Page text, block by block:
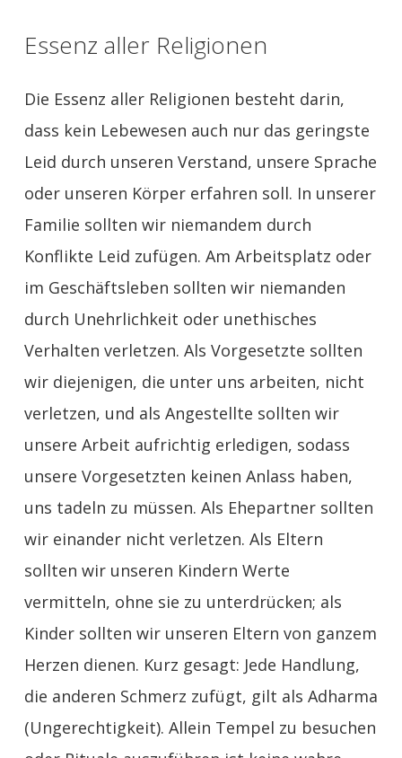
Essenz aller Religionen
Die Essenz aller Religionen besteht darin,
dass kein Lebewesen auch nur das geringste
Leid durch unseren Verstand, unsere Sprache
oder unseren Körper erfahren soll. In unserer
Familie sollten wir niemandem durch
Konflikte Leid zufügen. Am Arbeitsplatz oder
im Geschäftsleben sollten wir niemanden
durch Unehrlichkeit oder unethisches
Verhalten verletzen. Als Vorgesetzte sollten
wir diejenigen, die unter uns arbeiten, nicht
verletzen, und als Angestellte sollten wir
unsere Arbeit aufrichtig erledigen, sodass
unsere Vorgesetzten keinen Anlass haben,
uns tadeln zu müssen. Als Ehepartner sollten
wir einander nicht verletzen. Als Eltern
sollten wir unseren Kindern Werte
vermitteln, ohne sie zu unterdrücken; als
Kinder sollten wir unseren Eltern von ganzem
Herzen dienen. Kurz gesagt: Jede Handlung,
die anderen Schmerz zufügt, gilt als Adharma
(Ungerechtigkeit). Allein Tempel zu besuchen